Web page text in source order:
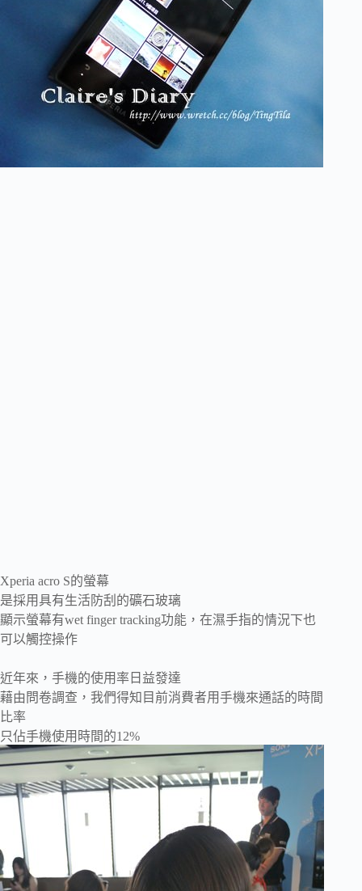
Xperia acro S的螢幕
是採用具有生活防刮的礦石玻璃
顯示螢幕有wet finger tracking功能，在濕手指的情況下也
可以觸控操作
近年來，手機的使用率日益發達
藉由問卷調查，我們得知目前消費者用手機來通話的時間
比率
只佔手機使用時間的12%